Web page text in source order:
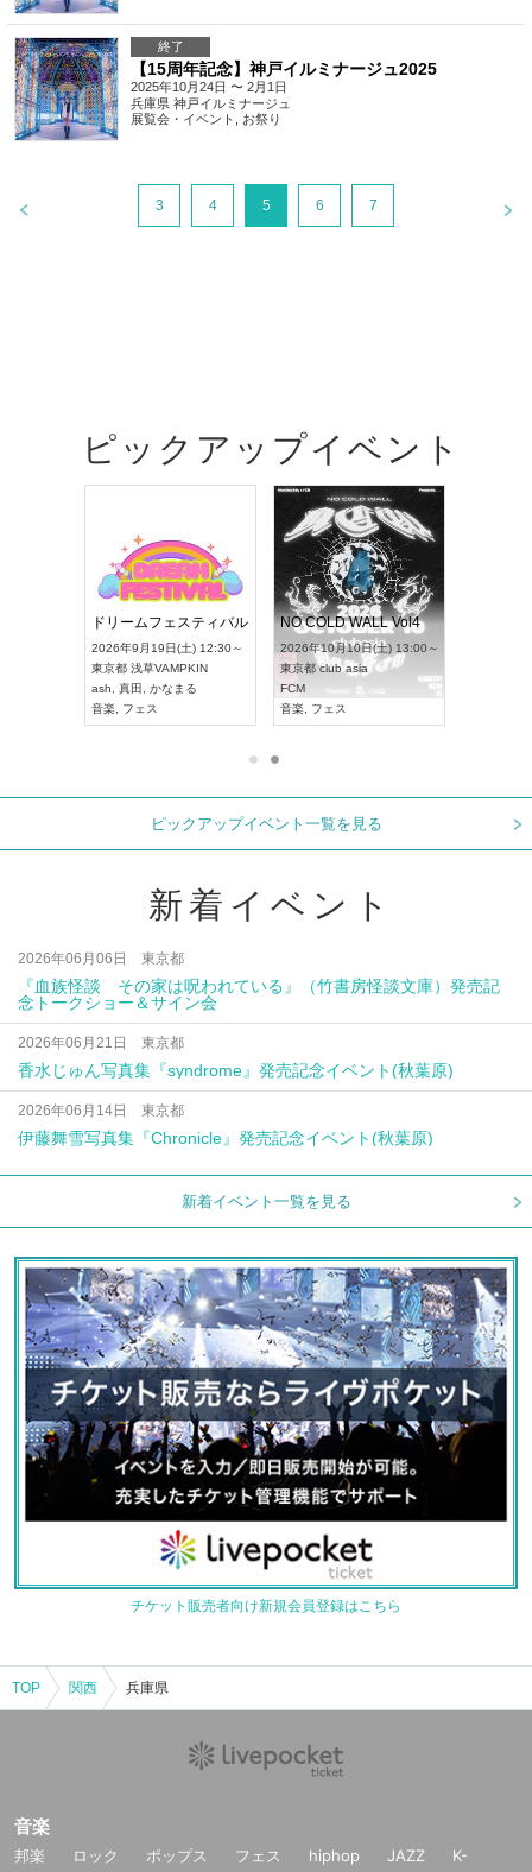
終了
【15周年記念】神戸イルミナージュ2025
2025年10月24日 〜 2月1日
兵庫県 神戸イルミナージュ
展覧会・イベント
お祭り
3 4 5 6 7
ピックアップイベント
ドリームフェスティバル
2026年9月19日(土) 12:30～
東京都 浅草VAMPKIN
ash
真田
かなまる
音楽
フェス
NO COLD WALL Vol4
2026年10月10日(土) 13:00～
東京都 club asia
FCM
音楽
フェス
ピックアップイベント一覧を見る
新着イベント
2026年06月06日 東京都
『血族怪談 その家は呪われている』（竹書房怪談文庫）発売記
念トークショー＆サイン会
2026年06月21日 東京都
香水じゅん写真集『syndrome』発売記念イベント(秋葉原)
2026年06月14日 東京都
伊藤舞雪写真集『Chronicle』発売記念イベント(秋葉原)
新着イベント一覧を見る
チケット販売者向け新規会員登録はこちら
TOP 関西 兵庫県
音楽
邦楽 ロック ポップス フェス hiphop JAZZ
K-